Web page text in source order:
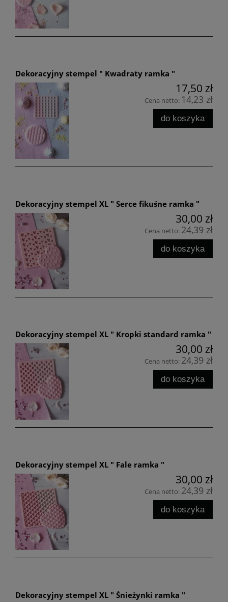
Dekoracyjny stempel " Kwadraty ramka "
17,50 zł
Cena netto: 14,23 zł
do koszyka
Dekoracyjny stempel XL " Serce fikuśne ramka "
30,00 zł
Cena netto: 24,39 zł
do koszyka
Dekoracyjny stempel XL " Kropki standard ramka "
30,00 zł
Cena netto: 24,39 zł
do koszyka
Dekoracyjny stempel XL " Fale ramka "
30,00 zł
Cena netto: 24,39 zł
do koszyka
Dekoracyjny stempel XL " Śnieżynki ramka "